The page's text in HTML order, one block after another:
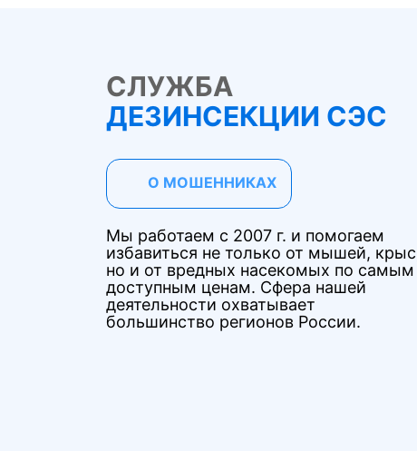
СЛУЖБА
ДЕЗИНСЕКЦИИ СЭС
О МОШЕННИКАХ
Мы работаем с 2007 г. и помогаем
избавиться не только от мышей,
но и от вредных насекомых по самым
доступным ценам. Сфера нашей
деятельности охватывает
большинство регионов России.